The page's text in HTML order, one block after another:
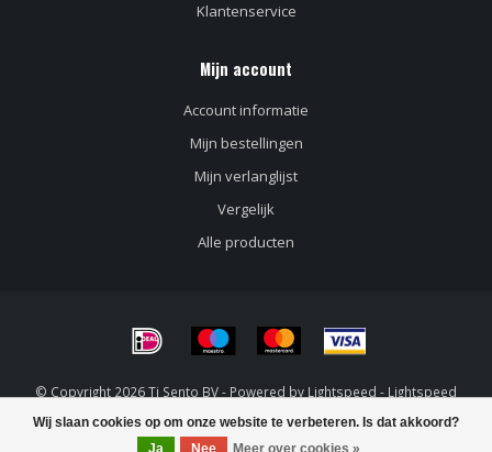
Wij slaan cookies op om onze website te verbeteren. Is dat akkoord?
Ja
Nee Meer over cookies »
Klantenservice
Mijn account
Account informatie
Mijn bestellingen
Mijn verlanglijst
Vergelijk
Alle producten
© Copyright 2026 Ti Sento BV - Powered by Lightspeed - Lightspeed
designbyDyvelopment
FILTERS